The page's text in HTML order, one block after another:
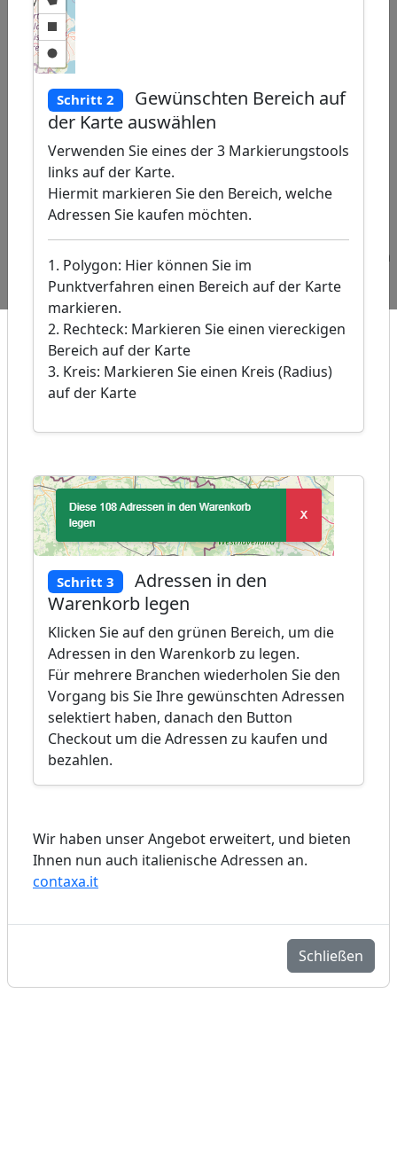
Beliebte
Abfragen:
Adressen
Go-Kart
Bahnen
Adressen
Software-
Programmierer
Adressen
Hobbyläden
Schritt 2
Gewünschten Bereich auf
der Karte auswählen
Verwenden Sie eines der 3 Markierungstools
links auf der Karte.
Hiermit markieren Sie den Bereich, welche
Adressen Sie kaufen möchten.
1. Polygon: Hier können Sie im
Punktverfahren einen Bereich auf der Karte
markieren.
2. Rechteck: Markieren Sie einen viereckigen
Bereich auf der Karte
3. Kreis: Markieren Sie einen Kreis (Radius)
auf der Karte
Schritt 3
Adressen in den
Warenkorb legen
Klicken Sie auf den grünen Bereich, um die
Adressen in den Warenkorb zu legen.
Für mehrere Branchen wiederholen Sie den
Vorgang bis Sie Ihre gewünschten Adressen
selektiert haben, danach den Button
Checkout um die Adressen zu kaufen und
bezahlen.
Wir haben unser Angebot erweitert, und bieten
Ihnen nun auch italienische Adressen an.
contaxa.it
Schließen